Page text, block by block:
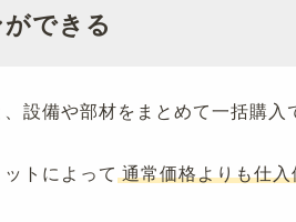
できる
設備や部材をまとめて一括購入
トによって 通常価格よりも仕